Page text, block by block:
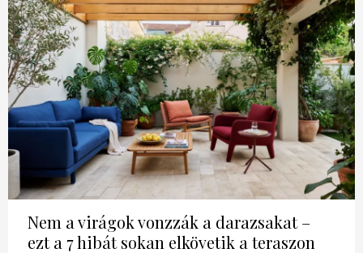
Nem a virágok vonzzák a darazsakat –
ezt a 7 hibát sokan elkövetik a teraszon